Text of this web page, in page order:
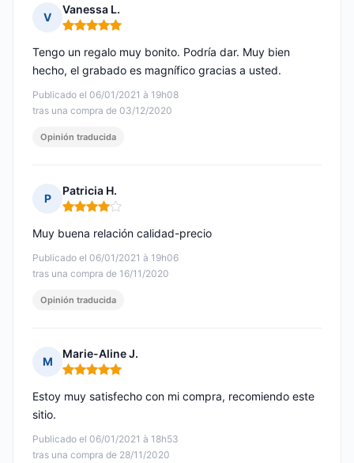
V
Vanessa L.
Nota: 5 de 5
Publicado el 06/01/2021 à 19h08
tras una compra de 03/12/2020
Tengo un regalo muy bonito. Podría dar. Muy bien
hecho, el grabado es magnífico gracias a usted.
Opinión traducida
P
Patricia H.
Nota: 4 de 5
Publicado el 06/01/2021 à 19h06
tras una compra de 16/11/2020
Muy buena relación calidad-precio
Opinión traducida
M
Marie-Aline J.
Nota: 5 de 5
Publicado el 06/01/2021 à 18h53
tras una compra de 28/11/2020
Estoy muy satisfecho con mi compra, recomiendo este
sitio.